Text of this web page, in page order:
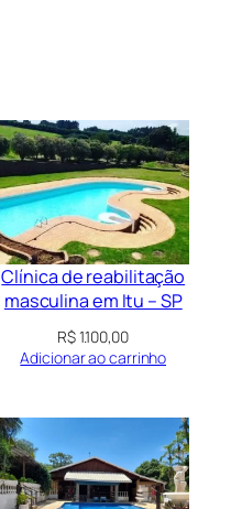
Clínica de reabilitação
masculina em Itu – SP
R$1.100,00
Adicionar ao carrinho